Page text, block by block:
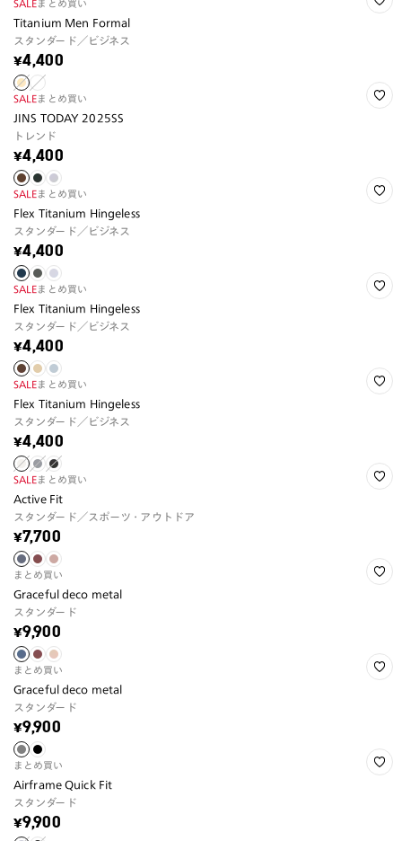
SALEまとめ買い
Titanium Men Formal
スタンダード／ビジネス
¥4,400
SALEまとめ買い
JINS TODAY 2025SS
トレンド
¥4,400
SALEまとめ買い
Flex Titanium Hingeless
スタンダード／ビジネス
¥4,400
SALEまとめ買い
Flex Titanium Hingeless
スタンダード／ビジネス
¥4,400
SALEまとめ買い
Flex Titanium Hingeless
スタンダード／ビジネス
¥4,400
SALEまとめ買い
Active Fit
スタンダード／スポーツ・アウトドア
¥7,700
まとめ買い
Graceful deco metal
スタンダード
¥9,900
まとめ買い
Graceful deco metal
スタンダード
¥9,900
まとめ買い
Airframe Quick Fit
スタンダード
¥9,900